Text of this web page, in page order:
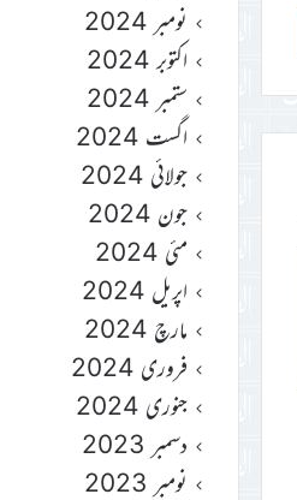
نومبر 2024
اکتوبر 2024
ستمبر 2024
اگست 2024
جولائی 2024
جون 2024
مئی 2024
اپریل 2024
مارچ 2024
فروری 2024
جنوری 2024
دسمبر 2023
نومبر 2023